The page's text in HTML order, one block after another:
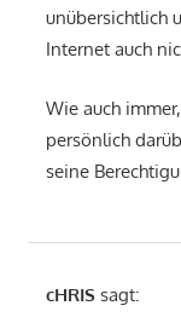
unübersichtlich
Internet auch
Wie auch
persönlich
seine
cHRIS sagt: